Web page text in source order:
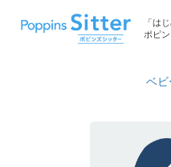
「は
ポピ
ベビ